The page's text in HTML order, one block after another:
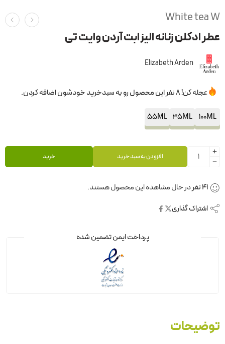
White tea W
عطر ادکلن زنانه الیزابت آردن وایت تی
Elizabeth Arden
عجله کن! 8 نفر این محصول رو به سبدخرید خودشون اضافه کردن.
100ML
35ML
55ML
افزودن به سبد خرید خرید
41نفردر حال مشاهده این محصول هستند.
اشتراک گذاری
پرداخت ایمن تضمین شده
توضیحات